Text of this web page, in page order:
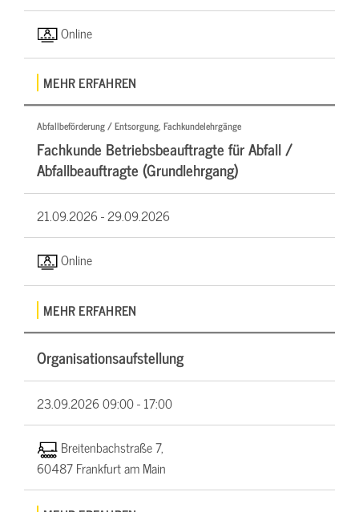
Online
MEHR ERFAHREN
Abfallbeförderung / Entsorgung, Fachkundelehrgänge
Fachkunde Betriebsbeauftragte für Abfall /
Abfallbeauftragte (Grundlehrgang)
21.09.2026 -29.09.2026
Online
MEHR ERFAHREN
Organisationsaufstellung
23.09.202609:00 - 17:00
Breitenbachstraße 7,
60487 Frankfurt am Main